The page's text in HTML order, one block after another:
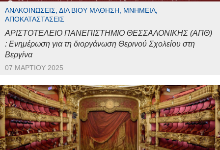
ΑΝΑΚΟΙΝΏΣΕΙΣ, ΔΙΆ ΒΊΟΥ ΜΆΘΗΣΗ, ΜΝΗΜΕΊΑ,
ΑΠΟΚΑΤΑΣΤΆΣΕΙΣ
ΑΡΙΣΤΟΤΕΛΕΙΟ ΠΑΝΕΠΙΣΤΗΜΙΟ ΘΕΣΣΑΛΟΝΙΚΗΣ (ΑΠΘ)
: Ενημέρωση για τη διοργάνωση Θερινού Σχολείου στη
Βεργίνα
07 ΜΑΡΤΊΟΥ 2025